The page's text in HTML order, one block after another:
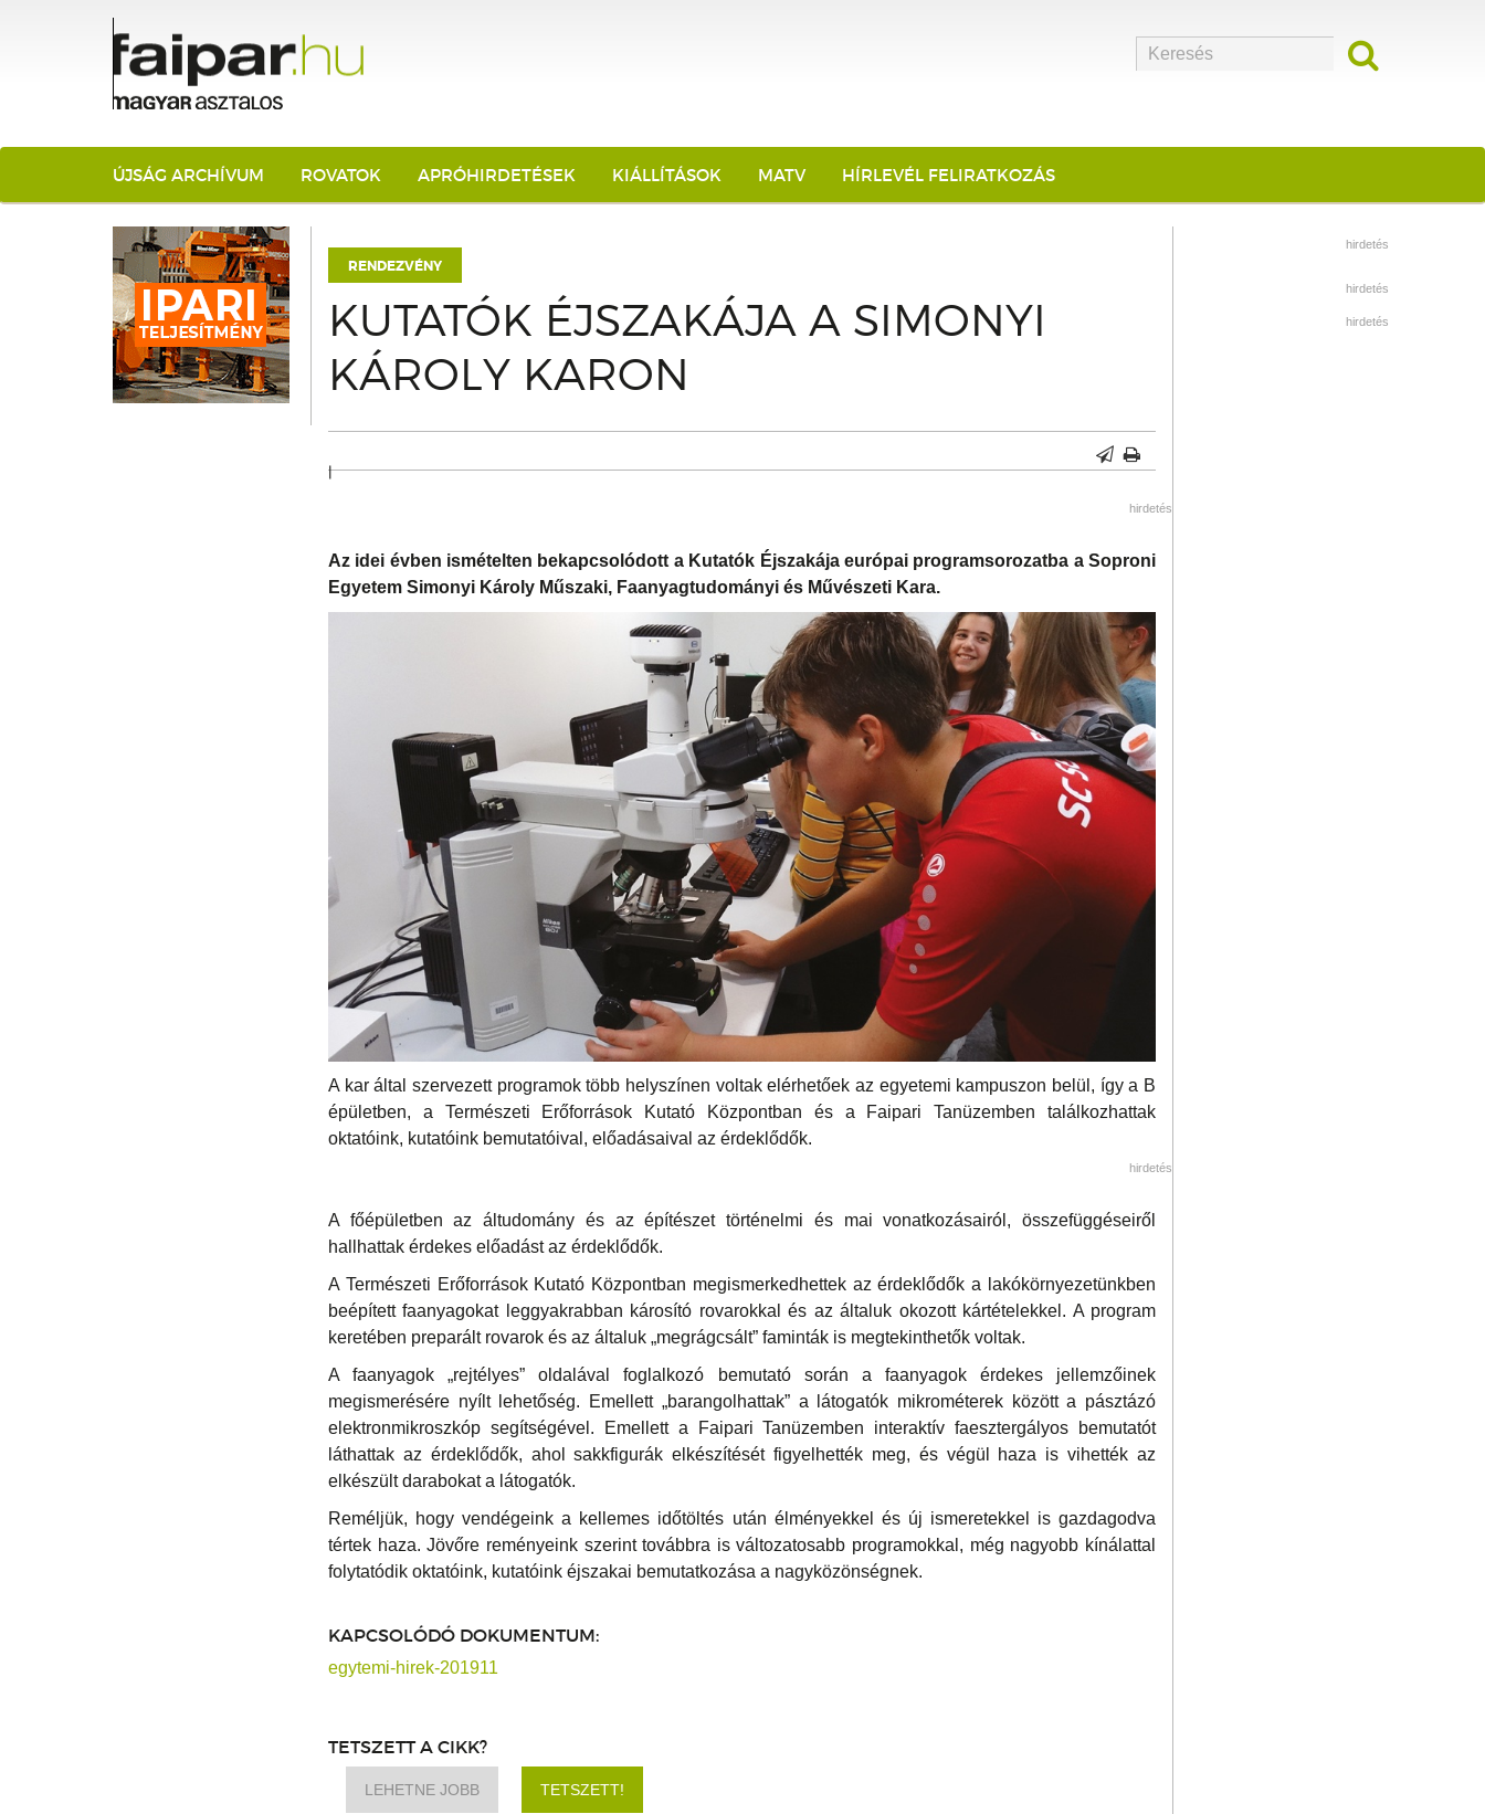
ÚJSÁG ARCHÍVUM ROVATOK APRÓHIRDETÉSEK KIÁLLÍTÁSOK MATV HÍRLEVÉL FELIRATKOZÁS
RENDEZVÉNY
KUTATÓK ÉJSZAKÁJA A SIMONYI
KÁROLY KARON
|
hirdetés
Az idei évben ismételten bekapcsolódott a Kutatók Éjszakája európai programsorozatba a Soproni
Egyetem Simonyi Károly Műszaki, Faanyagtudományi és Művészeti Kara.
A kar által szervezett programok több helyszínen voltak elérhetőek az egyetemi kampuszon belül, így a B
épületben, a Természeti Erőforrások Kutató Központban és a Faipari Tanüzemben találkozhattak
oktatóink, kutatóink bemutatóival, előadásaival az érdeklődők.
hirdetés
A főépületben az áltudomány és az építészet történelmi és mai vonatkozásairól, összefüggéseiről
hallhattak érdekes előadást az érdeklődők.
A Természeti Erőforrások Kutató Központban megismerkedhettek az érdeklődők a lakókörnyezetünkben
beépített faanyagokat leggyakrabban károsító rovarokkal és az általuk okozott kártételekkel. A program
keretében preparált rovarok és az általuk „megrágcsált” faminták is megtekinthetők voltak.
A faanyagok „rejtélyes” oldalával foglalkozó bemutató során a faanyagok érdekes jellemzőinek
megismerésére nyílt lehetőség. Emellett „barangolhattak” a látogatók mikrométerek között a pásztázó
elektronmikroszkóp segítségével. Emellett a Faipari Tanüzemben interaktív faesztergályos bemutatót
láthattak az érdeklődők, ahol sakkfigurák elkészítését figyelhették meg, és végül haza is vihették az
elkészült darabokat a látogatók.
Reméljük, hogy vendégeink a kellemes időtöltés után élményekkel és új ismeretekkel is gazdagodva
tértek haza. Jövőre reményeink szerint továbbra is változatosabb programokkal, még nagyobb kínálattal
folytatódik oktatóink, kutatóink éjszakai bemutatkozása a nagyközönségnek.
KAPCSOLÓDÓ DOKUMENTUM:
egytemi-hirek-201911
TETSZETT A CIKK?
LEHETNE JOBB TETSZETT!
hirdetés
hirdetés
hirdetés